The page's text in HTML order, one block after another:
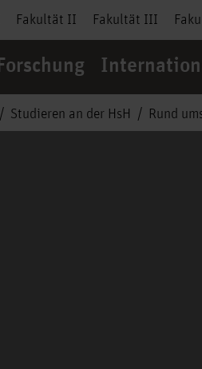
Fakultät II Fakultät III
Studieren an der HsH Rund